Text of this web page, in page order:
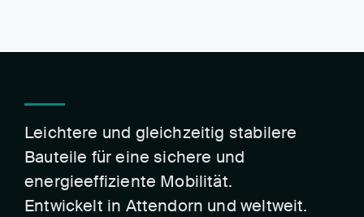
Leichtere und gleichzeitig stabilere
Bauteile für eine sichere und
energieeffiziente Mobilität.
Entwickelt in Attendorn und weltweit.